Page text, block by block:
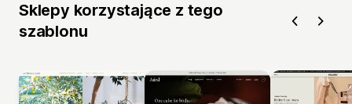
Sklepy korzystające z tego
szablonu